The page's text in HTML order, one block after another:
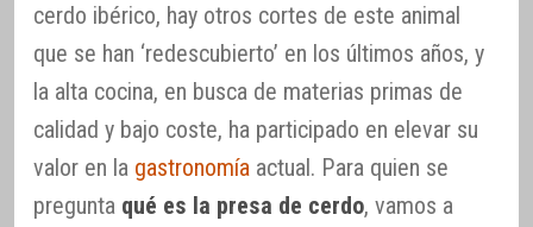
cerdo ibérico, hay otros cortes de este animal
que se han ‘redescubierto’ en los últimos años, y
la alta cocina, en busca de materias primas de
calidad y bajo coste, ha participado en elevar su
valor en la gastronomía actual. Para quien se
pregunta qué es la presa de cerdo, vamos a